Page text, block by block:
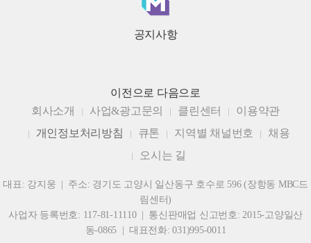
공지사항
이전으로 다음으로
회사소개
사업&광고문의 클린센터
이용약관
개인정보처리방침
큐톤 지역별 채널번호
채용
오시는 길
대표: 강지웅 | 주소: 경기도 고양시 일산동구 호수로 596 (장항동 MBC드
림센터)
사업자 등록번호: 117-81-11110 | 통신판매업 신고번호: 2015-고양일산
동-0865 | 대표전화: 031)995-0011